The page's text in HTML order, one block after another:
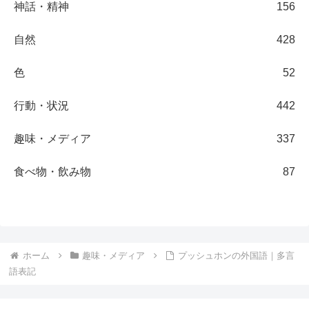
神話・精神 156
自然 428
色 52
行動・状況 442
趣味・メディア 337
食べ物・飲み物 87
ホーム 趣味・メディア
プッシュホンの外国語｜多言
語表記